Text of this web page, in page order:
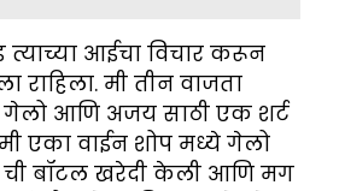
त्याच्या आईचा विचार करून
राहिला. मी तीन वाजता
गेलो आणि अजय साठी एक शर्ट
एका वाईन शोप मध्ये गेलो
बॉटल खरेदी केली आणि मग